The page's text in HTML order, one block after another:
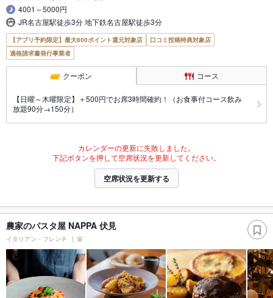
4001～5000円
JR名古屋駅徒歩3分 地下鉄名古屋駅徒歩3分
【アプリ予約限定】最大800ポイント還元対象店
口コミ投稿特典対象店
適格請求書発行事業者
クーポン コース
【日曜～木曜限定】＋500円でお席3時間確約！（お食事付コース飲み
放題90分→150分）
カレンダーの更新に失敗しました。
下記ボタンを押して空席状況を更新してください。
空席状況を更新する
農家のパスタ屋 NAPPA 伏見
イタリアン・フレンチ 栄